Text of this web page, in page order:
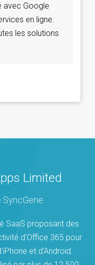
avec Google
en ligne.
les solutions
Limited
SaaS proposant des
d'Office 365 pour
et d'Android.